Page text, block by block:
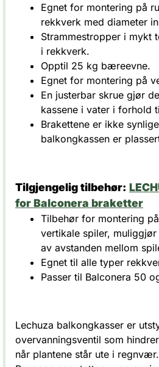
Egnet for montering på
rekkverk med diameter
Strammestropper i mykt
i rekkverk.
Opptil 25 kg bæreevne.
Egnet for montering på
En justerbar skrue gjør
kassene i vater i forhold
Brakettene er ikke
balkongkassen er
Tilgjengelig tilbehør:
for Balconera braketter
Tilbehør for montering
vertikale spiler,
av avstanden mellom
Egnet til alle typer
Passer til Balconera 50
Lechuza balkongkasser er
overvanningsventil som
når plantene står ute i regnvær.